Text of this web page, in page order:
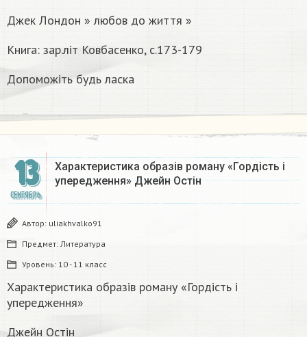
Джек Лондон » любов до життя »
Книга: зар.літ Ковбасенко, с.173-179
Допоможіть будь ласка
13
СЕНТЯБРЬ
Характеристика образів роману «Гордість і
упередження» Джейн Остін
Автор: uliakhvalko91
Предмет: Литература
Уровень: 10 - 11 класс
Характеристика образів роману «Гордість і
упередження»
Джейн Остін